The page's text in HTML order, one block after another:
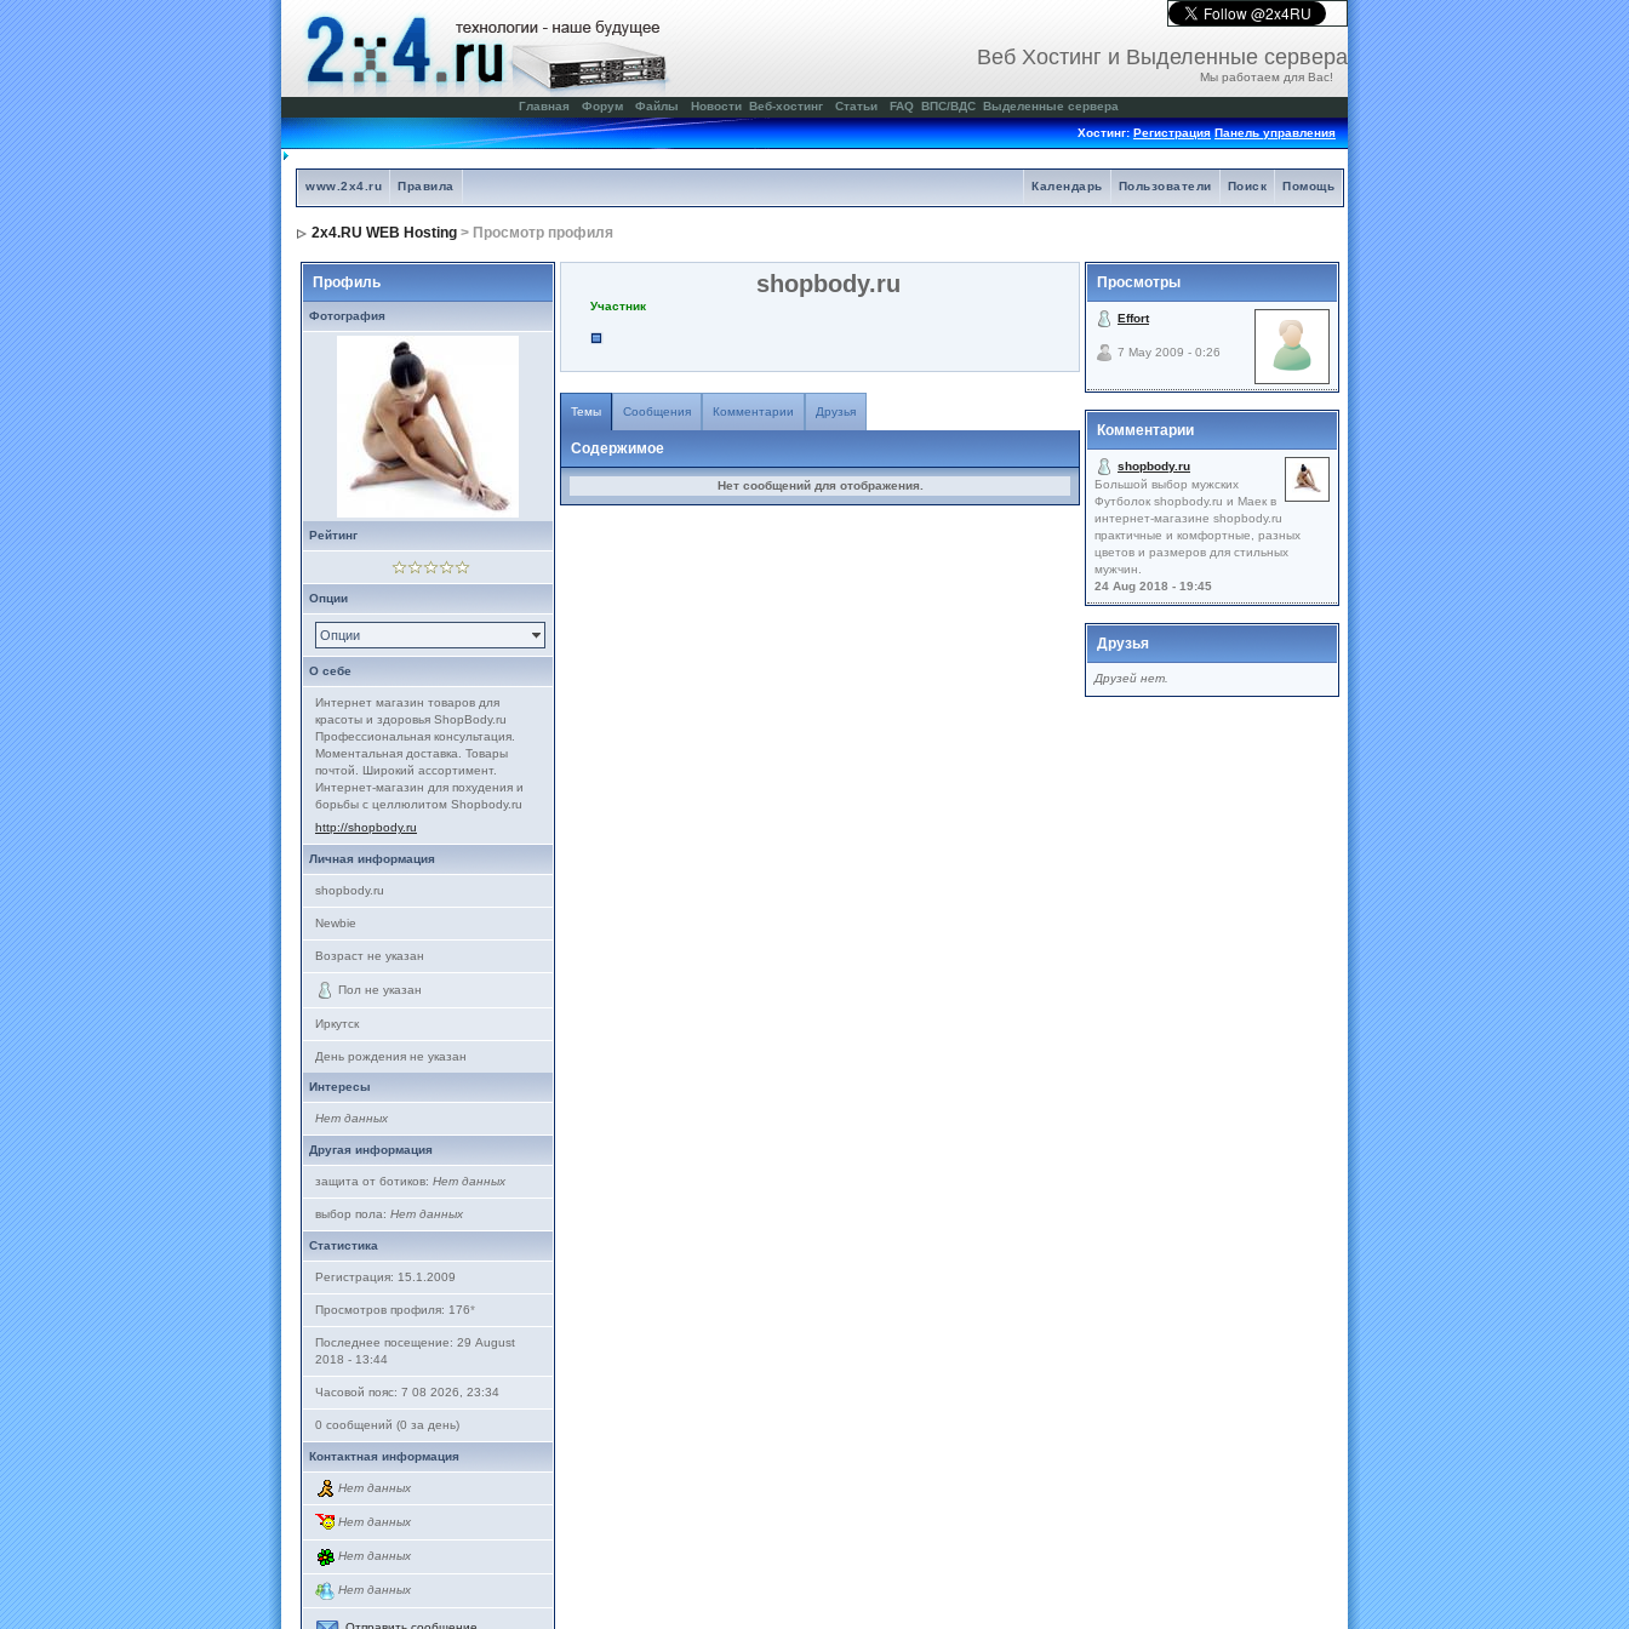
Веб Хостинг и Выделенные сервера
Мы работаем для Вас!
Главная Форум Файлы Новости Веб-хостинг Статьи FAQ ВПС/ВДС Выделенные сервера
Хостинг:Регистрация Панель управления
www.2x4.ru Правила Помощь
Поиск
Пользователи
Календарь
2x4.RU WEB Hosting > Просмотр профиля
Профиль
Фотография
Рейтинг
Опции
Опции
О себе
Интернет магазин товаров для
красоты и здоровья ShopBody.ru
Профессиональная консультация.
Моментальная доставка. Товары
почтой. Широкий ассортимент.
Интернет-магазин для похудения и
борьбы с целлюлитом Shopbody.ru
http://shopbody.ru
Личная информация
shopbody.ru
Newbie
Возраст не указан
Пол не указан
Иркутск
День рождения не указан
Интересы
Нет данных
Другая информация
защита от ботиков: Нет данных
выбор пола: Нет данных
Статистика
Регистрация: 15.1.2009
Просмотров профиля: 176*
Последнее посещение: 29 August
2018 - 13:44
Часовой пояс: 7 08 2026, 23:34
0 сообщений (0 за день)
Контактная информация
Нет данных
Нет данных
Нет данных
Нет данных
shopbody.ru
Участник
Темы Сообщения Комментарии Друзья
Содержимое
Нет сообщений для отображения.
Просмотры
Effort
7 May 2009 - 0:26
Комментарии
shopbody.ru
Большой выбор мужских
Футболок shopbody.ru и Маек в
интернет-магазине shopbody.ru
практичные и комфортные, разных
цветов и размеров для стильных
мужчин.
24 Aug 2018 - 19:45
Друзья
Друзей нет.